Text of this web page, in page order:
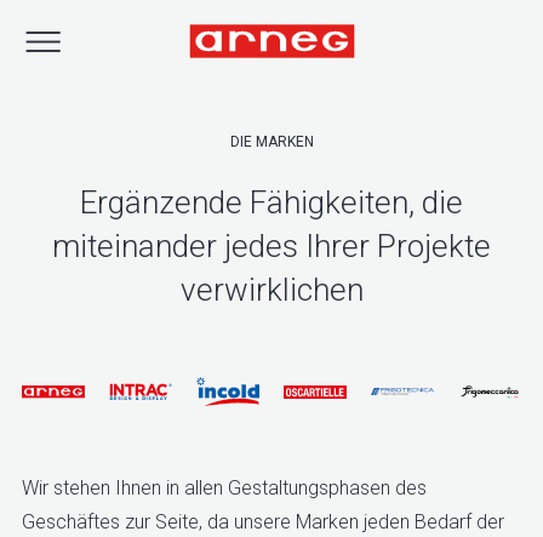
DIE MARKEN
Ergänzende Fähigkeiten, die
miteinander jedes Ihrer Projekte
verwirklichen
Wir stehen Ihnen in allen Gestaltungsphasen des
Geschäftes zur Seite, da unsere Marken jeden Bedarf der